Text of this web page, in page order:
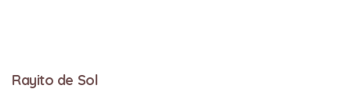
Rayito de Sol